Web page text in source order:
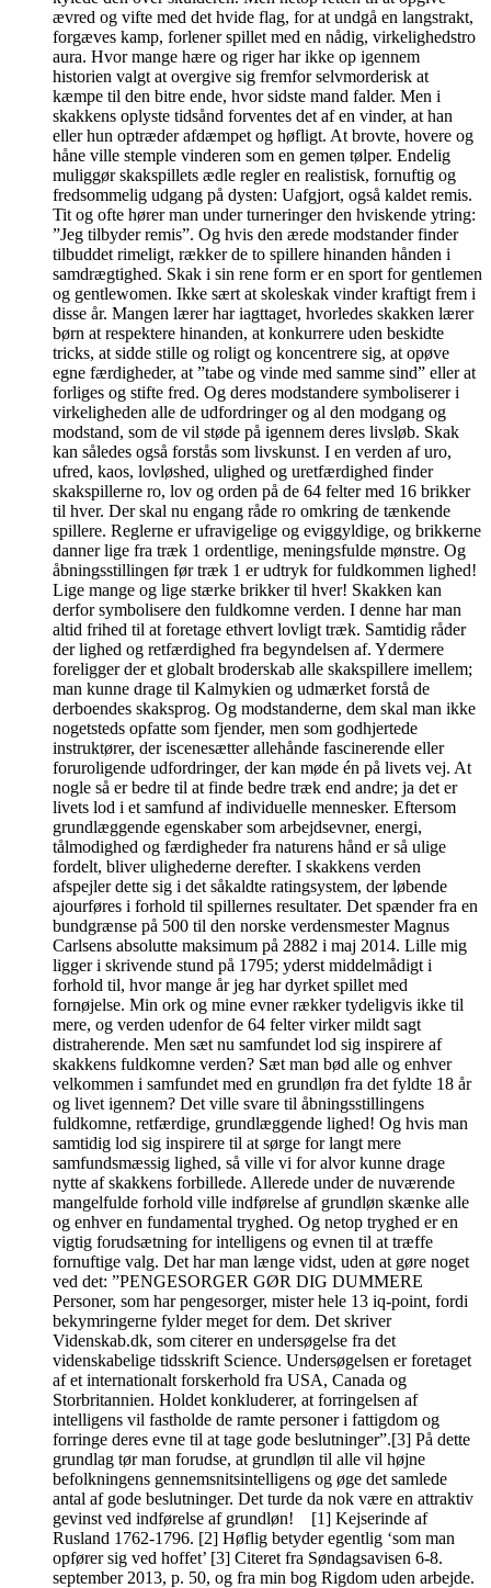
ævred og vifte med det hvide flag, for at undgå en langstrakt,
forgæves kamp, forlener spillet med en nådig, virkelighedstro
aura. Hvor mange hære og riger har ikke op igennem
historien valgt at overgive sig fremfor selvmorderisk at
kæmpe til den bitre ende, hvor sidste mand falder. Men i
skakkens oplyste tidsånd forventes det af en vinder, at han
eller hun optræder afdæmpet og høfligt. At brovte, hovere og
håne ville stemple vinderen som en gemen tølper. Endelig
muliggør skakspillets ædle regler en realistisk, fornuftig og
fredsommelig udgang på dysten: Uafgjort, også kaldet remis.
Tit og ofte hører man under turneringer den hviskende ytring:
”Jeg tilbyder remis”. Og hvis den ærede modstander finder
tilbuddet rimeligt, rækker de to spillere hinanden hånden i
samdrægtighed. Skak i sin rene form er en sport for gentlemen
og gentlewomen. Ikke sært at skoleskak vinder kraftigt frem i
disse år. Mangen lærer har iagttaget, hvorledes skakken lærer
børn at respektere hinanden, at konkurrere uden beskidte
tricks, at sidde stille og roligt og koncentrere sig, at opøve
egne færdigheder, at ”tabe og vinde med samme sind” eller at
forliges og stifte fred. Og deres modstandere symboliserer i
virkeligheden alle de udfordringer og al den modgang og
modstand, som de vil støde på igennem deres livsløb. Skak
kan således også forstås som livskunst. I en verden af uro,
ufred, kaos, lovløshed, ulighed og uretfærdighed finder
skakspillerne ro, lov og orden på de 64 felter med 16 brikker
til hver. Der skal nu engang råde ro omkring de tænkende
spillere. Reglerne er ufravigelige og eviggyldige, og brikkerne
danner lige fra træk 1 ordentlige, meningsfulde mønstre. Og
åbningsstillingen før træk 1 er udtryk for fuldkommen lighed!
Lige mange og lige stærke brikker til hver! Skakken kan
derfor symbolisere den fuldkomne verden. I denne har man
altid frihed til at foretage ethvert lovligt træk. Samtidig råder
der lighed og retfærdighed fra begyndelsen af. Ydermere
foreligger der et globalt broderskab alle skakspillere imellem;
man kunne drage til Kalmykien og udmærket forstå de
derboendes skaksprog. Og modstanderne, dem skal man ikke
nogetsteds opfatte som fjender, men som godhjertede
instruktører, der iscenesætter allehånde fascinerende eller
foruroligende udfordringer, der kan møde én på livets vej. At
nogle så er bedre til at finde bedre træk end andre; ja det er
livets lod i et samfund af individuelle mennesker. Eftersom
grundlæggende egenskaber som arbejdsevner, energi,
tålmodighed og færdigheder fra naturens hånd er så ulige
fordelt, bliver ulighederne derefter. I skakkens verden
afspejler dette sig i det såkaldte ratingsystem, der løbende
ajourføres i forhold til spillernes resultater. Det spænder fra en
bundgrænse på 500 til den norske verdensmester Magnus
Carlsens absolutte maksimum på 2882 i maj 2014. Lille mig
ligger i skrivende stund på 1795; yderst middelmådigt i
forhold til, hvor mange år jeg har dyrket spillet med
fornøjelse. Min ork og mine evner rækker tydeligvis ikke til
mere, og verden udenfor de 64 felter virker mildt sagt
distraherende. Men sæt nu samfundet lod sig inspirere af
skakkens fuldkomne verden? Sæt man bød alle og enhver
velkommen i samfundet med en grundløn fra det fyldte 18 år
og livet igennem? Det ville svare til åbningsstillingens
fuldkomne, retfærdige, grundlæggende lighed! Og hvis man
samtidig lod sig inspirere til at sørge for langt mere
samfundsmæssig lighed, så ville vi for alvor kunne drage
nytte af skakkens forbillede. Allerede under de nuværende
mangelfulde forhold ville indførelse af grundløn skænke alle
og enhver en fundamental tryghed. Og netop tryghed er en
vigtig forudsætning for intelligens og evnen til at træffe
fornuftige valg. Det har man længe vidst, uden at gøre noget
ved det: ”PENGESORGER GØR DIG DUMMERE
Personer, som har pengesorger, mister hele 13 iq-point, fordi
bekymringerne fylder meget for dem. Det skriver
Videnskab.dk, som citerer en undersøgelse fra det
videnskabelige tidsskrift Science. Undersøgelsen er foretaget
af et internationalt forskerhold fra USA, Canada og
Storbritannien. Holdet konkluderer, at forringelsen af
intelligens vil fastholde de ramte personer i fattigdom og
forringe deres evne til at tage gode beslutninger”.[3] På dette
grundlag tør man forudse, at grundløn til alle vil højne
befolkningens gennemsnitsintelligens og øge det samlede
antal af gode beslutninger. Det turde da nok være en attraktiv
gevinst ved indførelse af grundløn! [1] Kejserinde af
Rusland 1762-1796. [2] Høflig betyder egentlig ‘som man
opfører sig ved hoffet’ [3] Citeret fra Søndagsavisen 6-8.
september 2013, p. 50, og fra min bog Rigdom uden arbejde.